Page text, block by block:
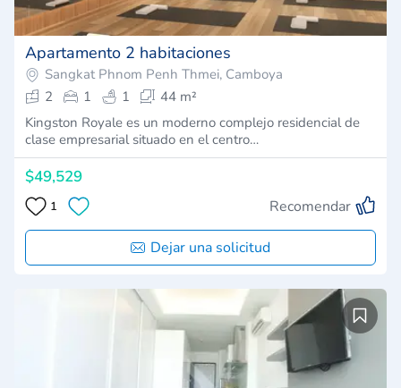
Apartamento 2 habitaciones
Sangkat Phnom Penh Thmei, Camboya
2
1 1
44 m²
Kingston Royale es un moderno complejo residencial de
clase empresarial situado en el centro…
$49,529
1 Recomendar
Dejar una solicitud